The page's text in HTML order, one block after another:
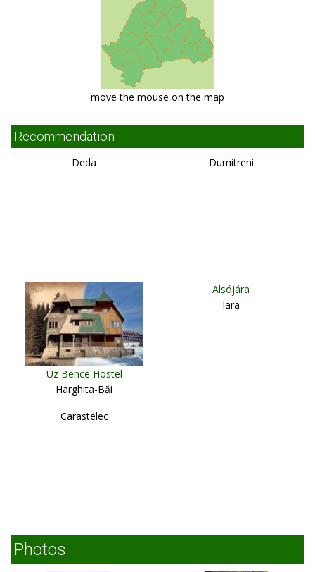
move the mouse on the map
Recommendation
Deda Dumitreni
Uz Bence Hostel
Harghita-Băi
Alsójára
Iara
Carastelec
Photos